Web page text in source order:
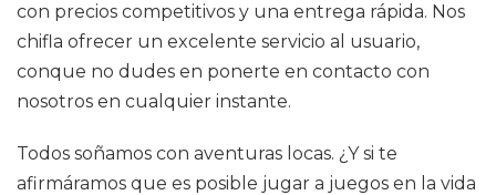
con precios competitivos y una entrega rápida. Nos
chifla ofrecer un excelente servicio al usuario,
conque no dudes en ponerte en contacto con
nosotros en cualquier instante.
Todos soñamos con aventuras locas. ¿Y si te
afirmáramos que es posible jugar a juegos en la vida